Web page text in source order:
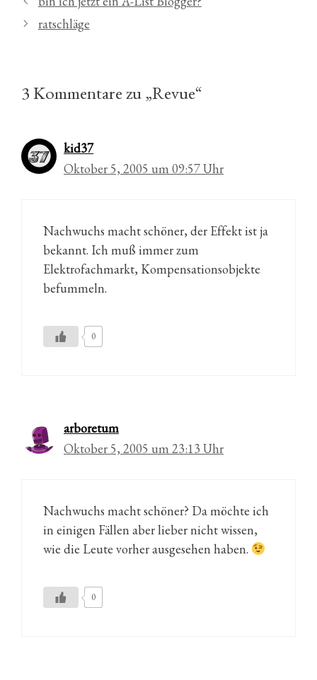
ratschläge
3 Kommentare zu „Revue“
kid37
Oktober 5, 2005 um 09:57 Uhr
Nachwuchs macht schöner, der Effekt ist ja
bekannt. Ich muß immer zum
Elektrofachmarkt, Kompensationsobjekte
befummeln.
0
arboretum
Oktober 5, 2005 um 23:13 Uhr
Nachwuchs macht schöner? Da möchte ich
in einigen Fällen aber lieber nicht wissen,
wie die Leute vorher ausgesehen haben.
0